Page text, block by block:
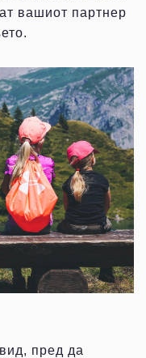
вашиот партнер
пред да